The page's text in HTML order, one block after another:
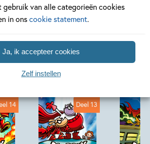
van alle categorieën cookies
in onscookie statement.
Ja, ik accepteer cookies
Zelf instellen
14 Deel 13